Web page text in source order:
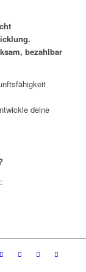
bezahlbar
deine